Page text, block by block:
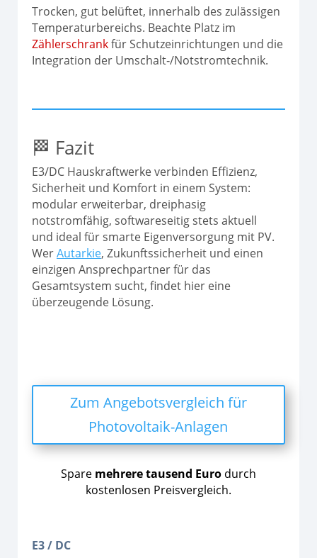
Trocken, gut belüftet, innerhalb des zulässigen
Temperaturbereichs. Beachte Platz im
Zählerschrankfür Schutzeinrichtungen und die
Integration der Umschalt‑/Notstromtechnik.
🏁 Fazit
E3/DC Hauskraftwerke verbinden Effizienz,
Sicherheit und Komfort in einem System:
modular erweiterbar, dreiphasig
notstromfähig, softwareseitig stets aktuell
und ideal für smarte Eigenversorgung mit PV.
WerAutarkie, Zukunftssicherheit und einen
einzigen Ansprechpartner für das
Gesamtsystem sucht, findet hier eine
überzeugende Lösung.
Zum Angebotsvergleich für
Photovoltaik-Anlagen
Spare mehrere tausend Eurodurch
kostenlosen Preisvergleich.
E3 / DC